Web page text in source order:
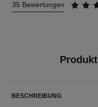
35 Bewertungen
BESCHREIBUNG